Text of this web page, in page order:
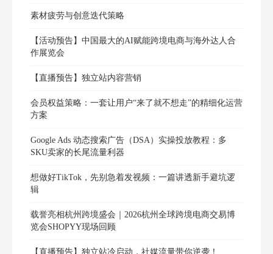
素材疲劳与创意迭代策略
【活动预告】中国最大的AI赋能跨境电商与海外达人合
作展览会
【直播预告】独立站内容营销
会员权益策略：一套让用户“来了就不想走”的精细化运营
方案
Google Ads 动态搜索广告（DSA）实操投放教程：多
SKU卖家的长尾流量利器
想做好TikTok，先别急着发视频：一篇讲透新手避坑逻
辑
载誉亮相杭州跨境盛会｜2026杭州全球跨境电商交易博
览会SHOPYY现场回顾
【直播预告】独立站冷启动，社媒流量带你逆袭！